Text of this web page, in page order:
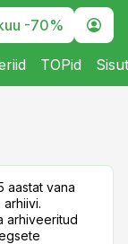
-70%
TOPid
aastat vana
arhiveeritud